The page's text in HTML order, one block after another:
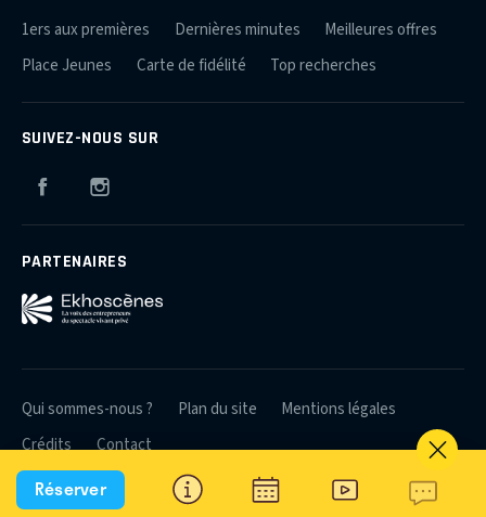
1ers aux premières Dernières minutes
Meilleures offres
Place Jeunes
Carte de fidélité Top recherches
SUIVEZ-NOUS SUR
Facebook
PARTENAIRES
© 2026 Théâtres et Producteurs Associés
Qui sommes-nous ? Plan du site
Mentions légales
Crédits
Contact
Réserver